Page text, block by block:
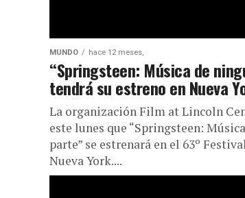
MUNDO hace 12 meses,
“Springsteen: Música de
tendrá su estreno en Nueva
La organización Film at Lincoln
este lunes que “Springsteen:
parte” se estrenará en el 63º
Nueva York....